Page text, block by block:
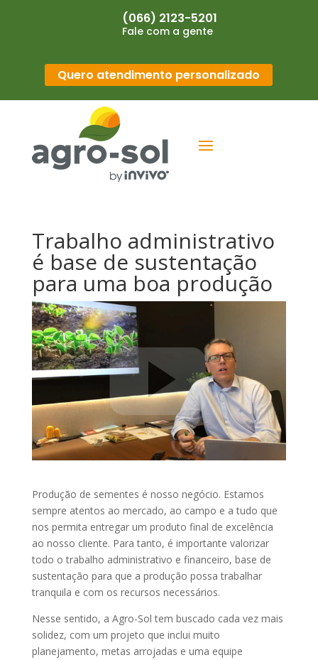
(066) 2123-5201
Fale com a gente
Quero atendimento personalizado
Trabalho administrativo
é base de sustentação
para uma boa produção
Produção de sementes é nosso negócio. Estamos
sempre atentos ao mercado, ao campo e a tudo que
nos permita entregar um produto final de excelência
ao nosso cliente. Para tanto, é importante valorizar
todo o trabalho administrativo e financeiro, base de
sustentação para que a produção possa trabalhar
tranquila e com os recursos necessários.
Nesse sentido, a Agro-Sol tem buscado cada vez mais
solidez, com um projeto que inclui muito
planejamento, metas arrojadas e uma equipe